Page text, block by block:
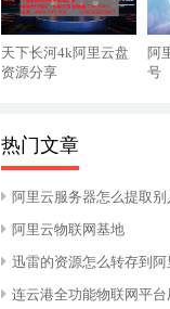
天下长河4k阿里云盘
资源分享
阿
号
热门文章
阿里云服务器怎么提取
阿里云物联网基地
迅雷的资源怎么转存到阿
连云港全功能物联网平台